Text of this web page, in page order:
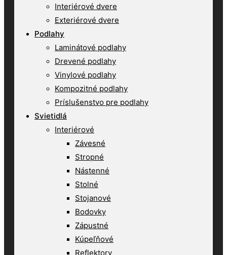
Interiérové dvere
Exteriérové dvere
Podlahy
Laminátové podlahy
Drevené podlahy
Vinylové podlahy
Kompozitné podlahy
Príslušenstvo pre podlahy
Svietidlá
Interiérové
Závesné
Stropné
Nástenné
Stolné
Stojanové
Bodovky
Zápustné
Kúpeľňové
Reflektory